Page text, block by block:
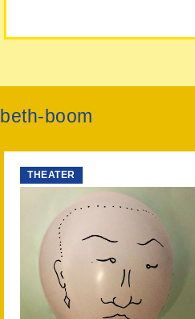
boom
THEATER